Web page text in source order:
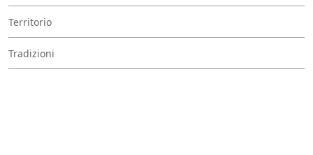
Territorio
Tradizioni